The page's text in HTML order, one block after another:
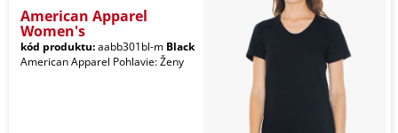
American Apparel
Women's
kód produktu:aabb301bl-m Black
American Apparel Pohlavie: Ženy